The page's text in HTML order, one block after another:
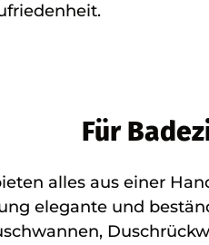
Für
alles aus einer
elegante und